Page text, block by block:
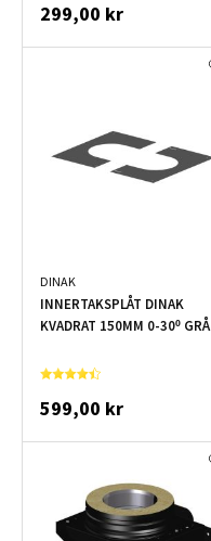
299,00 kr
DINAK
INNERTAKSPLÅT DINAK
KVADRAT 150MM 0-30º GRÅ
599,00 kr